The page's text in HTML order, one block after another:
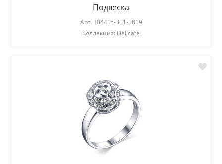
Подвеска
Арт. 304415-301-0019
Коллекция: Delicate